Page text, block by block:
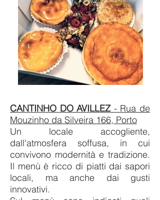
CANTINHO DO AVILLEZ - Rua de
Mouzinho da Silveira 166, Porto
Un locale accogliente,
dall'atmosfera soffusa, in cui
convivono modernità e tradizione.
Il menù è ricco di piatti dai sapori
locali, ma anche dai gusti
innovativi.